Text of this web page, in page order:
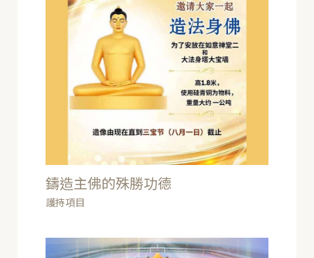
鑄造主佛的殊勝功德
護持項目